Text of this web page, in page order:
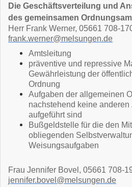
Die Geschäftsverteilung und
des gemeinsamen
Herr Frank Werner, 05661 708-
frank.werner@melsungen.de
Amtsleitung
präventive und repressive
Gewährleistung der
Ordnung
Aufgaben der allgemeinen
nachstehend keine
aufgeführt sind
Bußgeldstelle für die den
obliegenden
Weisungsaufgaben
Frau Jennifer Bovel, 05661 708-
jennifer.bovel@melsungen.de